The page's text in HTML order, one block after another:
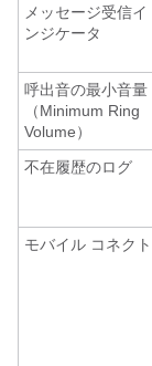
メッセージ受信イ
ンジケータ
呼出音の最小音量
（Minimum Ring
Volume）
不在履歴のログ
モバイル コネクト